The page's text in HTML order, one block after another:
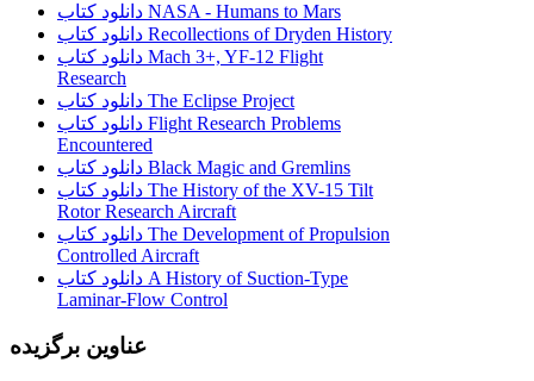
دانلود کتاب NASA - Humans to Mars
دانلود کتاب Recollections of Dryden History
دانلود کتاب Mach 3+, YF-12 Flight
Research
دانلود کتاب The Eclipse Project
دانلود کتاب Flight Research Problems
Encountered
دانلود کتاب Black Magic and Gremlins
دانلود کتاب The History of the XV-15 Tilt
Rotor Research Aircraft
دانلود کتاب The Development of Propulsion
Controlled Aircraft
دانلود کتاب A History of Suction-Type
Laminar-Flow Control
عناوین برگزیده